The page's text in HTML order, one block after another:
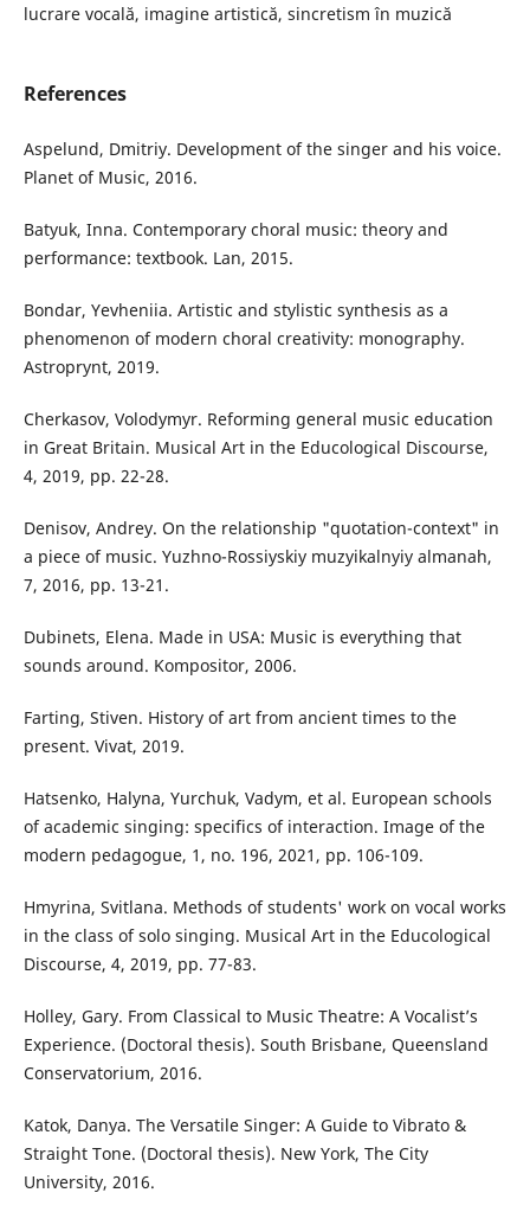
lucrare vocală, imagine artistică, sincretism în muzică
References
Aspelund, Dmitriy. Development of the singer and his voice.
Planet of Music, 2016.
Batyuk, Inna. Contemporary choral music: theory and
performance: textbook. Lan, 2015.
Bondar, Yevheniia. Artistic and stylistic synthesis as a
phenomenon of modern choral creativity: monography.
Astroprynt, 2019.
Cherkasov, Volodymyr. Reforming general music education
in Great Britain. Musical Art in the Educological Discourse,
4, 2019, pp. 22-28.
Denisov, Andrey. On the relationship "quotation-context" in
a piece of music. Yuzhno-Rossiyskiy muzyikalnyiy almanah,
7, 2016, pp. 13-21.
Dubinets, Elena. Made in USA: Music is everything that
sounds around. Kompositor, 2006.
Farting, Stiven. History of art from ancient times to the
present. Vivat, 2019.
Hatsenko, Halyna, Yurchuk, Vadym, et al. European schools
of academic singing: specifics of interaction. Image of the
modern pedagogue, 1, no. 196, 2021, pp. 106-109.
Hmyrina, Svitlana. Methods of students' work on vocal works
in the class of solo singing. Musical Art in the Educological
Discourse, 4, 2019, pp. 77-83.
Holley, Gary. From Classical to Music Theatre: A Vocalist’s
Experience. (Doctoral thesis). South Brisbane, Queensland
Conservatorium, 2016.
Katok, Danya. The Versatile Singer: A Guide to Vibrato &
Straight Tone. (Doctoral thesis). New York, The City
University, 2016.